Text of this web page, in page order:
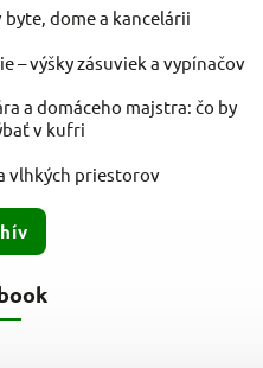
dome a kancelárii
– výšky zásuviek a vypínačov
a domáceho majstra: čo by
v kufri
vlhkých priestorov